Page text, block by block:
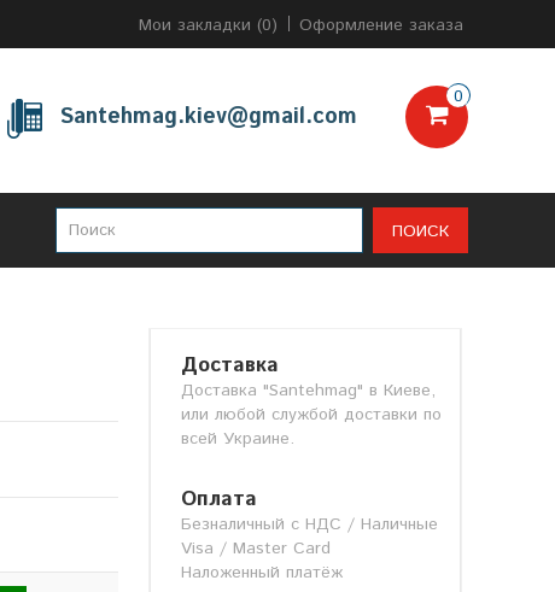
Мои закладки (0) Оформление заказа
Santehmag.kiev@gmail.com
0
ПОИСК
Доставка
Доставка "Santehmag" в Киеве,
или любой службой доставки по
всей Украине.
Оплата
Безналичный с НДС / Наличные
Visa / Master Card
Наложенный платёж